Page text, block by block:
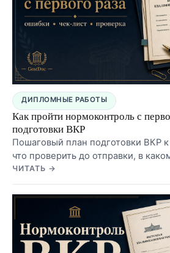
ДИПЛОМНЫЕ РАБОТЫ
Как пройти нормоконтроль с
подготовки ВКР
Пошаговый план подготовки ВКР
что проверить до отправки, в
исправлять документ, какие
возвращают работу и как не
сдачей.
ЧИТАТЬ →